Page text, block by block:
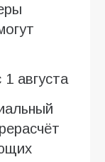
августа